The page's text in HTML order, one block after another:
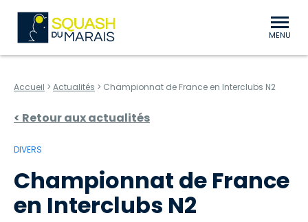
MENU
Accueil > Actualités > Championnat de France en Interclubs N2
< Retour aux actualités
DIVERS
Championnat de France
en Interclubs N2